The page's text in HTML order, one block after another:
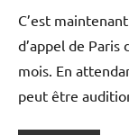
C’est
d’appel de Paris
mois. En
peut être